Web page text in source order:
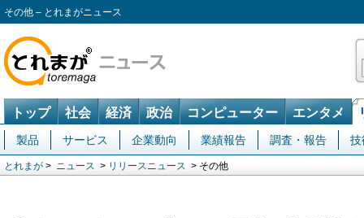
その他 – とれまがニュース
トップ 社会 経済 政治 コンピューター エンタメ
製品 サービス 企業動向 業績報告 調査・報告 技
とれまが > ニュース > リリースニュース > その他